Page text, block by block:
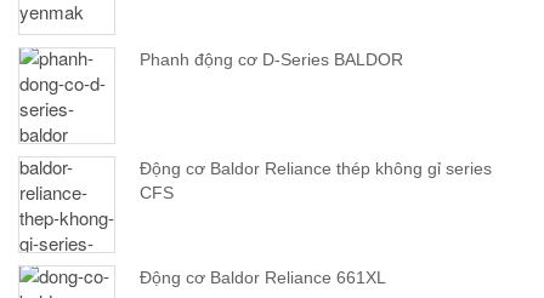
Phanh động cơ D-Series BALDOR
Động cơ Baldor Reliance thép không gỉ series
CFS
Động cơ Baldor Reliance 661XL